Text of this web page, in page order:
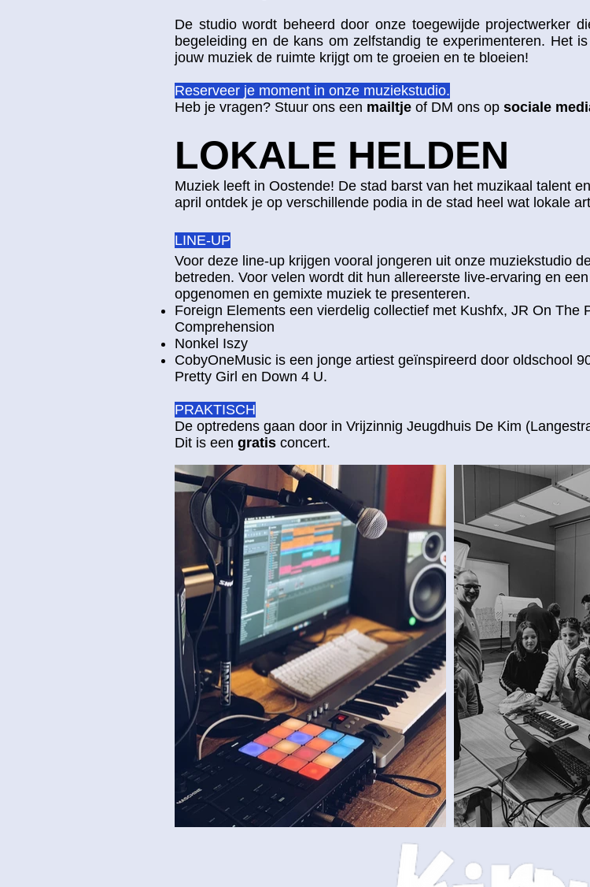
De studio wordt beheerd door onze toegewijde projectwerker
begeleiding en de kans om zelfstandig te experimenteren. Het
jouw muziek de ruimte krijgt om te groeien en te bloeien!​​
Reserveer je moment in onze muziekstudio.
Heb je vragen? Stuur ons een mailtje of DM ons op sociale
LOKALE HELDEN
Muziek leeft in Oostende! De stad barst van het muzikaal talent
april ontdek je op verschillende podia in de stad heel wat lokale
LINE-UP
Voor deze line-up krijgen vooral jongeren uit onze muziekstudio
betreden. Voor velen wordt dit hun allereerste live-ervaring en
opgenomen en gemixte muziek te presenteren.
Foreign Elements een vierdelig collectief met Kushfx, JR On The
Comprehension
Nonkel Iszy
CobyOneMusic is een jonge artiest geïnspireerd door oldschool
Pretty Girl en Down 4 U.
PRAKTISCH
De optredens gaan door in Vrijzinnig Jeugdhuis De Kim
Dit is een gratis concert.